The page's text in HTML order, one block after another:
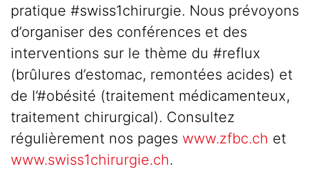
pratique #swiss1chirurgie. Nous prévoyons
d’organiser des conférences et des
interventions sur le thème du #reflux
(brûlures d’estomac, remontées acides) et
de l’#obésité (traitement médicamenteux,
traitement chirurgical). Consultez
régulièrement nos pages www.zfbc.ch et
www.swiss1chirurgie.ch.